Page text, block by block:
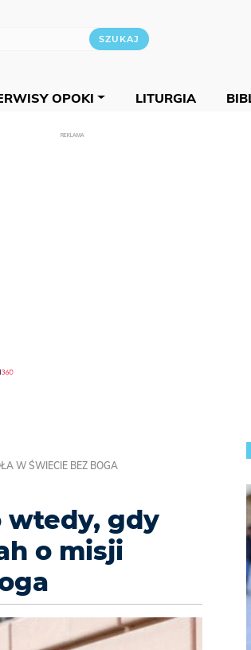
OPOKI LITURGIA
REKLAMA
W ŚWIECIE BEZ BOGA
wtedy, gdy
o misji